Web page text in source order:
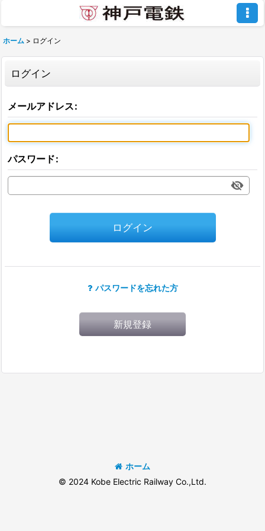
ホーム > ログイン
ログイン
メールアドレス:
パスワード:
ログイン
パスワードを忘れた方
新規登録
ホーム
© 2024 Kobe Electric Railway Co.,Ltd.